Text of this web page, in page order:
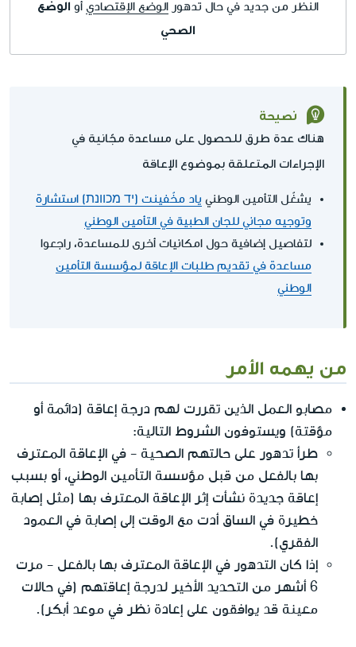
النظر من جديد في حال تدهور الوضع الإقتصادي أو الوضع
الصحي
نصيحة
هناك عدة طرق للحصول على مساعدة مجّانية في
الإجراءات المتعلقة بموضوع الإعاقة
يشغّل التأمين الوطني ياد مخّفينت (יד מכוונת) استشارة
وتوجيه مجاني للجان الطبية في التأمين الوطني
لتفاصيل إضافية حول امكانيات أخرى للمساعدة، راجعوا
مساعدة في تقديم طلبات الإعاقة لمؤسسة التأمين
الوطني
من يهمه الأمر
مصابو العمل الذين تقررت لهم درجة إعاقة (دائمة أو
مؤقتة) ويستوفون الشروط التالية:
طرأ تدهور على حالتهم الصحية - في الإعاقة المعترف
بها بالفعل من قبل مؤسسة التأمين الوطني، أو بسبب
إعاقة جديدة نشأت إثر الإعاقة المعترف بها (مثل إصابة
خطيرة في الساق أدت مع الوقت إلى إصابة في العمود
الفقري).
إذا كان التدهور في الإعاقة المعترف بها بالفعل - مرت
6 أشهر من التحديد الأخير لدرجة إعاقتهم (في حالات
معينة قد يوافقون على إعادة نظر في موعد أبكر).